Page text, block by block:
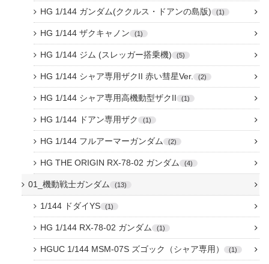
HG 1/144 ガンダム(ククルス・ドアンの島版) 1
HG 1/144 ザクキャノン 1
HG 1/144 ジム (スレッガー搭乗機) 5
HG 1/144 シャア専用ザクII 赤い彗星Ver. 2
HG 1/144 シャア専用高機動型ザクII 1
HG 1/144 ドアン専用ザク 1
HG 1/144 フルアーマーガンダム 2
HG THE ORIGIN RX-78-02 ガンダム 4
01_機動戦士ガンダム 13
1/144 ドダイYS 1
HG 1/144 RX-78-02 ガンダム 1
HGUC 1/144 MSM-07S ズゴック（シャア専用） 1